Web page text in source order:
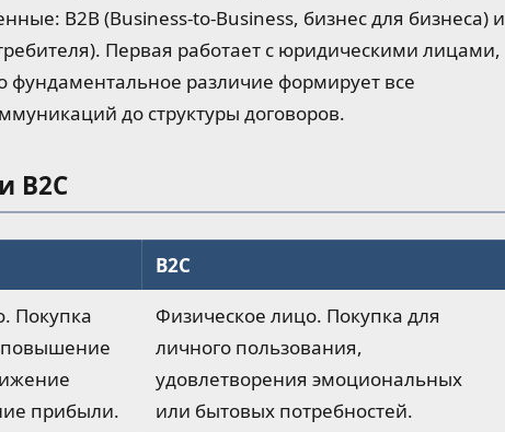
B2B (Business-to-Business, бизнес для бизнеса) и
Первая работает с юридическими лицами,
различие формирует все
до структуры договоров.
B2C
B2C
Покупка
повышение
прибыли.
Физическое лицо. Покупка для
личного пользования,
удовлетворения эмоциональных
или бытовых потребностей.